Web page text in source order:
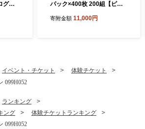
グ
4000
パック×400枚 200組【ピュ
急上昇 まとめ買い 日用品 常
寄附金額 11,000円
イベント・チケット
体験チケット
099H052
ランキング
ング
体験チケットランキング
099H052